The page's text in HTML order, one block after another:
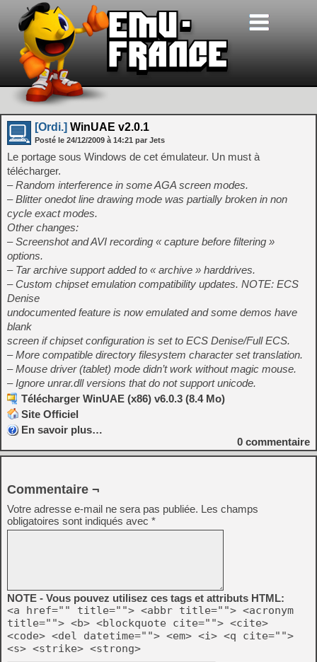
[Ordi.] WinUAE v2.0.1
Posté le 24/12/2009 à 14:21 par Jets
Le portage sous Windows de cet émulateur. Un must à
télécharger.
– Random interference in some AGA screen modes.
– Blitter onedot line drawing mode was partially broken in non
cycle exact modes.
Other changes:
– Screenshot and AVI recording « capture before filtering »
options.
– Tar archive support added to « archive » harddrives.
– Custom chipset emulation compatibility updates. NOTE: ECS
Denise
undocumented feature is now emulated and some demos have
blank
screen if chipset configuration is set to ECS Denise/Full ECS.
– More compatible directory filesystem character set translation.
– Mouse driver (tablet) mode didn’t work without magic mouse.
– Ignore unrar.dll versions that do not support unicode.
Télécharger WinUAE (x86) v6.0.3 (8.4 Mo)
Site Officiel
En savoir plus…
0 commentaire
Commentaire ¬
Votre adresse e-mail ne sera pas publiée. Les champs
obligatoires sont indiqués avec *
NOTE - Vous pouvez utilisez ces tags et attributs HTML:
<a href="" title=""> <abbr title=""> <acronym
title=""> <b> <blockquote cite=""> <cite>
<code> <del datetime=""> <em> <i> <q cite="">
<s> <strike> <strong>